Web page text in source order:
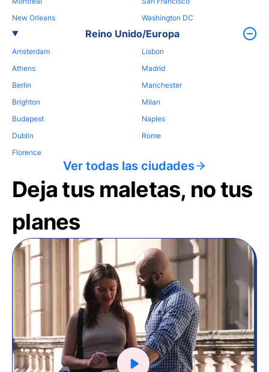
New Orleans
Washington DC
Reino Unido/Europa
Amsterdam
Athens
Berlin
Brighton
Budapest
Dublin
Florence
Lisbon
Madrid
Manchester
Milan
Naples
Rome
Ver todas las ciudades
Deja tus maletas, no tus
planes